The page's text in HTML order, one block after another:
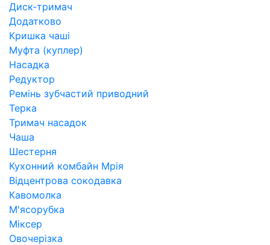
Диск-тримач
Додатково
Кришка чаші
Муфта (куплер)
Насадка
Редуктор
Ремінь зубчастий приводний
Терка
Тримач насадок
Чаша
Шестерня
Кухонний комбайн Мрія
Відцентрова сокодавка
Кавомолка
М'ясорубка
Міксер
Овочерізка